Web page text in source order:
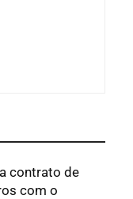
contrato de
com o